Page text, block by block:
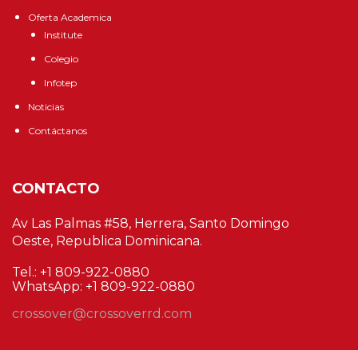
Oferta Academica
Institute
Colegio
Infotep
Noticias
Contáctanos
CONTACTO
Av Las Palmas #58, Herrera, Santo Domingo
Oeste, Republica Dominicana.
Tel.: +1 809-922-0880
WhatsApp: +1 809-922-0880
crossover@crossoverrd.com